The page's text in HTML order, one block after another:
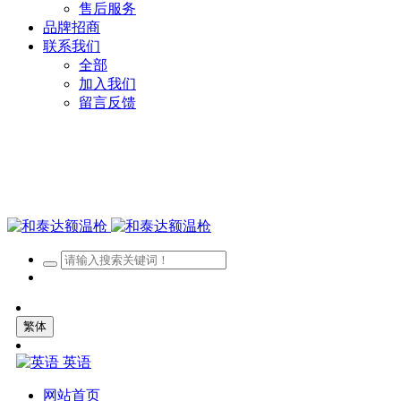
售后服务
品牌招商
联系我们
全部
加入我们
留言反馈
繁体
英语
网站首页